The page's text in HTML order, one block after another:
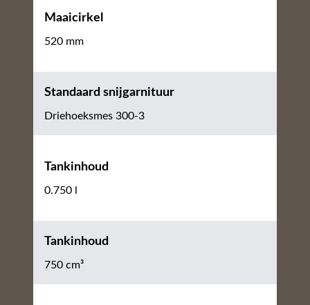
Maaicirkel
520 mm
Standaard snijgarnituur
Driehoeksmes 300-3
Tankinhoud
0.750 l
Tankinhoud
750 cm³